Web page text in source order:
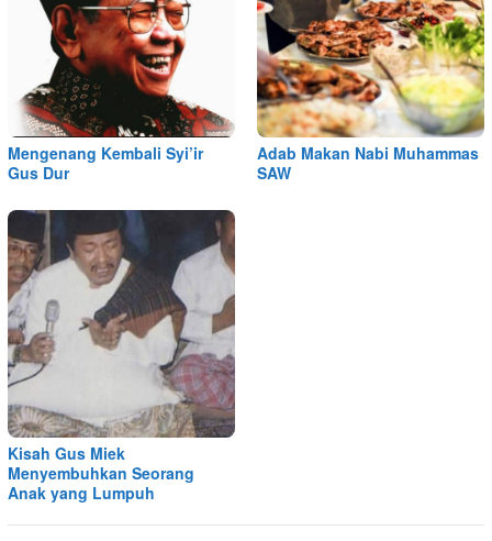
Mengenang Kembali Syi’ir
Gus Dur
Adab Makan Nabi Muhammas
SAW
Kisah Gus Miek
Menyembuhkan Seorang
Anak yang Lumpuh